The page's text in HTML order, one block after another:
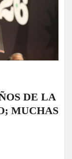
DE LA
MUCHAS